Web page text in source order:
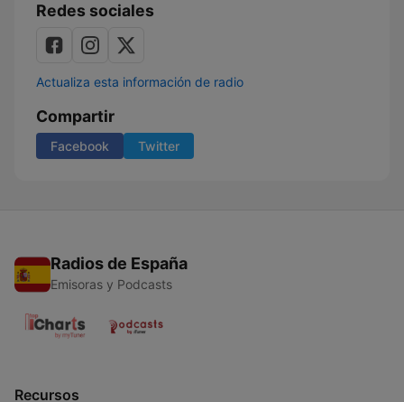
Redes sociales
Actualiza esta información de radio
Compartir
Facebook Twitter
Radios de España
Emisoras y Podcasts
Recursos